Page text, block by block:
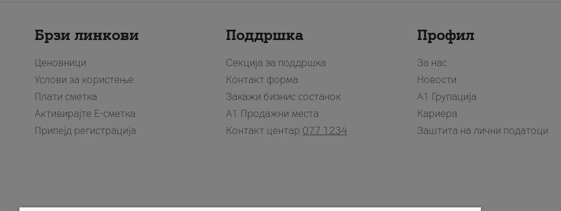
Брзи линкови
Ценовници
Услови за користење
Плати сметка
Активирајте Е-сметка
Припејд регистрација
Поддршка
Секција за поддршка
Контакт форма
Закажи бизнис состанок
A1 Продажни места
Контакт центар 077 1234
Профил
За нас
Новости
А1 Групација
Кариера
Заштита на лични податоци